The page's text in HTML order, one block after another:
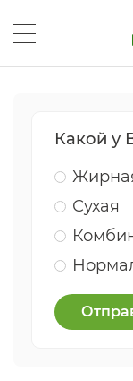
Какой у
Сухая